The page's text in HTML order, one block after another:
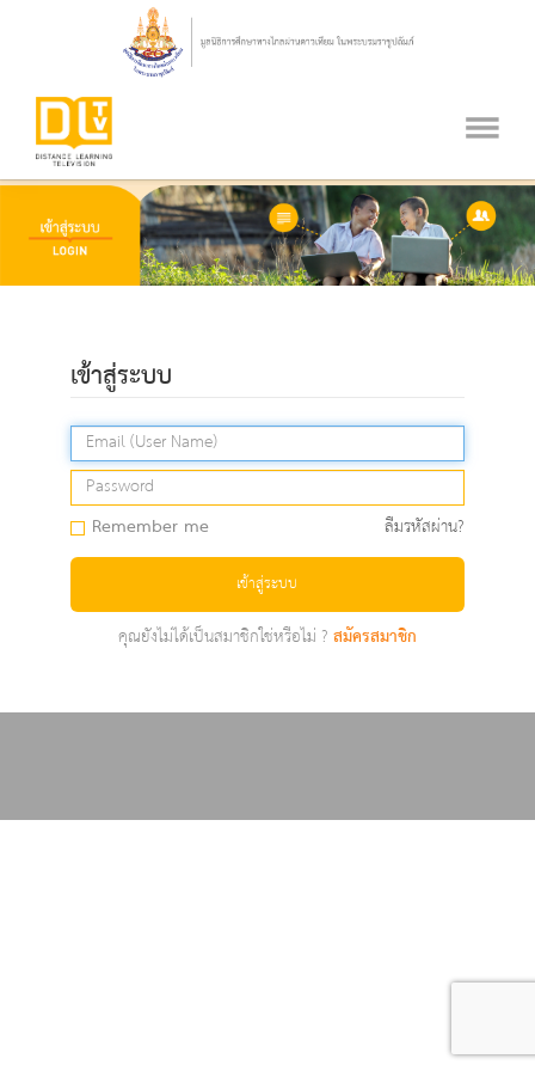
เข้าสู่ระบบ
Remember me ลืมรหัสผ่าน?
เข้าสู่ระบบ
คุณยังไม่ได้เป็นสมาชิกใช่หรือไม่ ?สมัครสมาชิก